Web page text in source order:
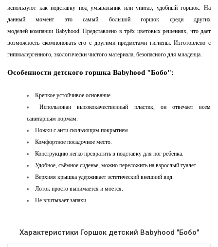
используют как подставку под умывальник или унитаз, удобный горшок. На
данный момент это самый большой горшок среди других
моделей компании Babyhood. Представлено в трёх цветовых решениях, что дает
возможность скомпоновать его с другими предметами гигиены. Изготовлено с
гиппоалергенного, экологически чистого материала, безопасного для младенца.
Особенности детского горшка Babyhood "Бобо":
Крепкое устойчивое основание.
Использован высококачественный пластик, он отвечает всем
санитарным нормам.
Ножки с анти скользящим покрытием.
Комфортное посадочное место.
Конструкцию легко превратить в подставку для ног ребенка.
Удобное, съёмное сиденье, можно переложить на взрослый туалет.
Верхняя крышка удерживает эстетический внешний вид.
Лоток просто вынимается и моется.
Не впитывает запахи.
Характеристики Горшок детский Babyhood "Бобо"